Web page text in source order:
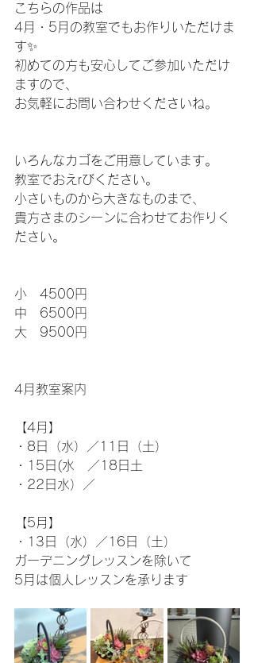
こちらの作品は
4月・5月の教室でもお作りいただけま
す✨
初めての方も安心してご参加いただけ
ますので、
お気軽にお問い合わせくださいね。
いろんなカゴをご用意しています。
教室でおえrびください。
小さいものから大きなものまで、
貴方さまのシーンに合わせてお作りく
ださい。
小　4500円
中　6500円
大　9500円
4月教室案内
【4月】
・8日（水）／11日（土）
・15日(水　／18日土
・22日水）／
【5月】
・13日（水）／16日（土）
ガーデニングレッスンを除いて
5月は個人レッスンを承ります